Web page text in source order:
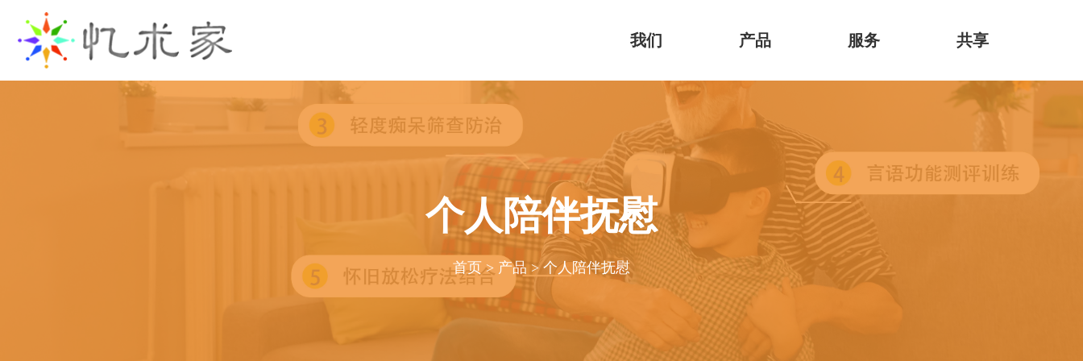
我们 产品 服务 共享
个人陪伴抚慰
首页> 产品 >个人陪伴抚慰